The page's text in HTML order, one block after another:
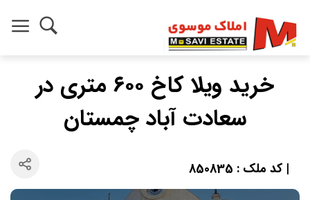
خرید ویلا کاخ ۶۰۰ متری در
سعادت آباد چمستان
| کد ملک : 850835